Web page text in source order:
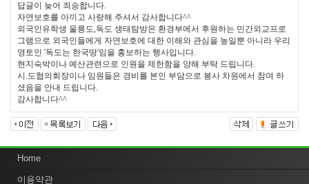
답글이 늦어 죄송합니다.
자연보호를 아끼고 사랑해 주셔서 감사합니다^^
외국인유학생 울릉도,독도 생태탐방은 환경부에서 후원하는 민간외교프로
그램으로 외국인들에게 자연보호에 대한 이해와 관심을 높일뿐 아니라 우리
영토인 '독도는 한국땅'임을 홍보하는 행사입니다.
현지숙박이나 예산관련으로 인원을 제한함을 양해 부탁 드립니다.
시.도협의회장이나 임원들은 경비를 본인 부담으로 봉사 차원에서 참여 하
셨음을 안내 드립니다.
감사합니다^^
Home
이용약관